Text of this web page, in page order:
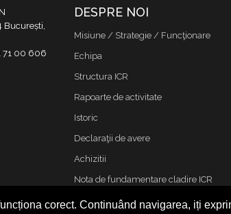
corect. Continuând navigarea, iți
București,
71 00 606
DESPRE NOI
Misiune / Strategie / Funcţionare
Echipa
Structura ICR
Rapoarte de activitate
Istoric
Declaraţii de avere
Achizitii
Nota de fundamentare cladire ICR
Contact